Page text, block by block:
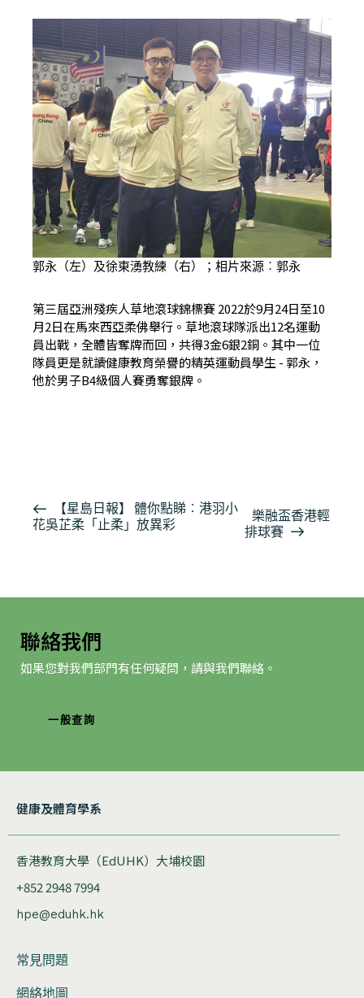
郭永（左）及徐東湧教練（右）；相片來源︰郭永
第三屆亞洲殘疾人草地滾球錦標賽 2022於9月24日至10
月2日在馬來西亞柔佛舉行。草地滾球隊派出12名運動
員出戰，全體皆奪牌而回，共得3金6銀2銅。其中一位
隊員更是就讀健康教育榮譽的精英運動員學生 - 郭永，
他於男子B4級個人賽勇奪銀牌。
活
動
【星島日報】 體你點睇︰港羽小
花吳芷柔「止柔」放異彩
樂融盃香港輕
排球賽
聯絡我們
如果您對我們部門有任何疑問，請與我們聯絡。
一般查詢
健康及體育學系
香港教育大學（EdUHK）大埔校園
+852 2948 7994
hpe@eduhk.hk
常見問題
網絡地圖